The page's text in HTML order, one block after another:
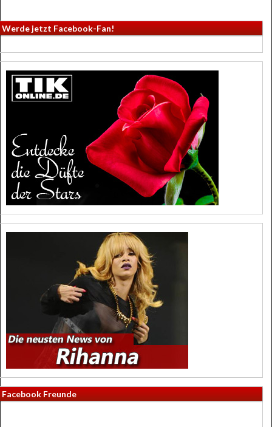
Werde jetzt Facebook-Fan!
Facebook Freunde